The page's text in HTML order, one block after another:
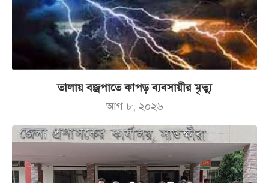
তালায় বজ্রপাতে কাপড় ব্যবসায়ীর মৃত্যু
আগ ৮, ২০২৬